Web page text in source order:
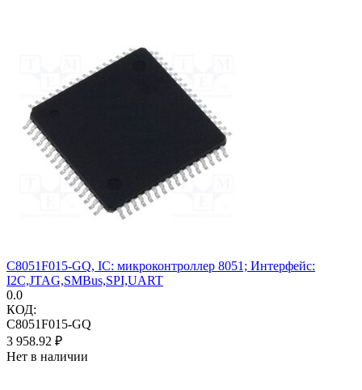
C8051F015-GQ, IC: микроконтроллер 8051; Интерфейс:
I2C,JTAG,SMBus,SPI,UART
0.0
КОД:
C8051F015-GQ
3 958.92 ₽
Нет в наличии